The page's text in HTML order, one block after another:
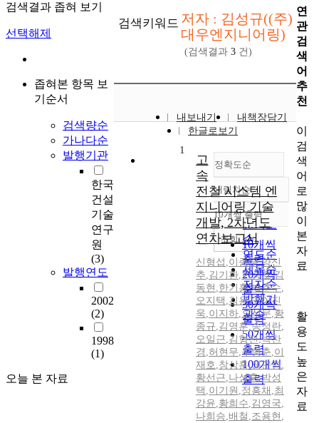
검색결과 좁혀 보기
선택해제
좁혀본 항목 보
기순서
검색량순
가나다순
발행기관
한국
건설
기술
연구
원
(3)
발행연도
2002
(2)
1998
(1)
오늘 본 자료
검색키워드 저자 : 김성규((주)
대우엔지니어링)
(검색결과 3 건)
내보내기
내책장담기
한글로보기
정확도순
정확도
순
인기도
순
연도순
제목순
저자순
발행기
관순
내림차순
내림차순
10개씩 출력
10개씩
출력
20개씩
출력
30개씩
출력
50개씩
출력
100개씩
출력
조회
1
고
속
전철 시스템 엔
지니어링 기술
개발, 2차년도
연차보고서
신형섭 ,이종우,양신
추,김기환,현승호,김
동현 ,한기홍,박춘수,
오지택 ,김용규,이진
욱,이지하,오석문,황
종규,김영훈,송정란,
오일근,김형진,박찬
경 ,허현무,구병춘,이
재호,창상훈,정근영,
황선근,나성훈,박성
택 ,이기원 ,정흥채 ,최
강윤,황희수,김영국,
나희승,배철 ,조용현 ,
연
관
검
색
어
추
천
이
검
색
어
로
많
이
본
자
료
활
용
도
높
은
자
료